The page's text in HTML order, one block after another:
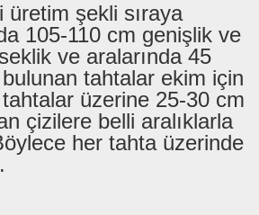
üretim şekli sıraya
105-110 cm genişlik ve
ve aralarında 45
tahtalar ekim için
tahtalar üzerine 25-30 cm
çizilere belli aralıklarla
her tahta üzerinde